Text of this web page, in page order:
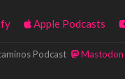
Apple Podcasts
Podcast Mastodon